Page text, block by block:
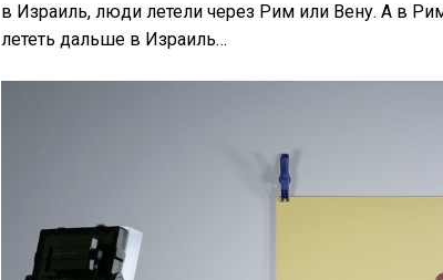
в Израиль, люди летели через Рим или Вену. А в
лететь дальше в Израиль…